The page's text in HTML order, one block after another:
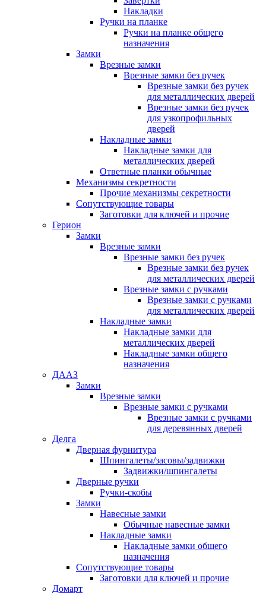
Накладки
Ручки на планке
Ручки на планке общего
назначения
Замки
Врезные замки
Врезные замки без ручек
Врезные замки без ручек
для металлических дверей
Врезные замки без ручек
для узкопрофильных
дверей
Накладные замки
Накладные замки для
металлических дверей
Ответные планки обычные
Механизмы секретности
Прочие механизмы секретности
Сопутствующие товары
Заготовки для ключей и прочие
Герион
Замки
Врезные замки
Врезные замки без ручек
Врезные замки без ручек
для металлических дверей
Врезные замки с ручками
Врезные замки с ручками
для металлических дверей
Накладные замки
Накладные замки для
металлических дверей
Накладные замки общего
назначения
ДААЗ
Замки
Врезные замки
Врезные замки с ручками
Врезные замки с ручками
для деревянных дверей
Делга
Дверная фурнитура
Шпингалеты/засовы/задвижки
Задвижки/шпингалеты
Дверные ручки
Ручки-скобы
Замки
Навесные замки
Обычные навесные замки
Накладные замки
Накладные замки общего
назначения
Сопутствующие товары
Заготовки для ключей и прочие
Домарт